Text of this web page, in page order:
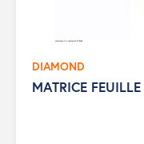
DIAMOND
MATRICE